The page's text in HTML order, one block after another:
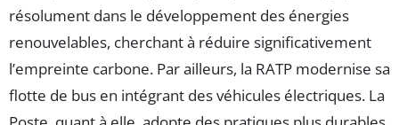
résolument dans le développement des énergies
renouvelables, cherchant à réduire significativement
l’empreinte carbone. Par ailleurs, la RATP modernise sa
flotte de bus en intégrant des véhicules électriques. La